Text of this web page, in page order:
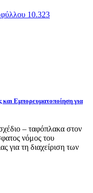
10.323
Εμπορευματοποίηση για
– ταφόπλακα στον
νόμος του
για τη διαχείριση των